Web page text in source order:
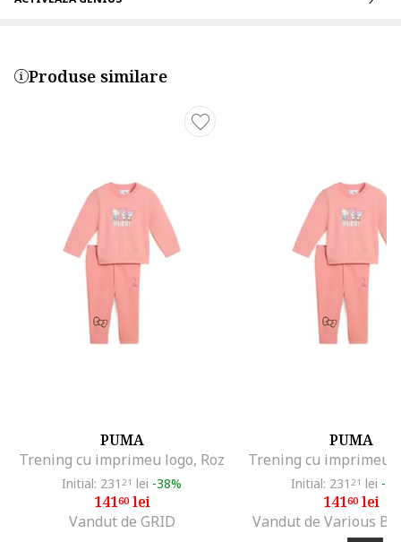
Produse similare
PUMA
Trening cu imprimeu logo, Roz
Initial: 231 21 lei -38%
14160lei
Vandut de GRID
PUMA
Trening cu imprimeu
Initial: 231 21 lei -
14160lei
Vandut de Various